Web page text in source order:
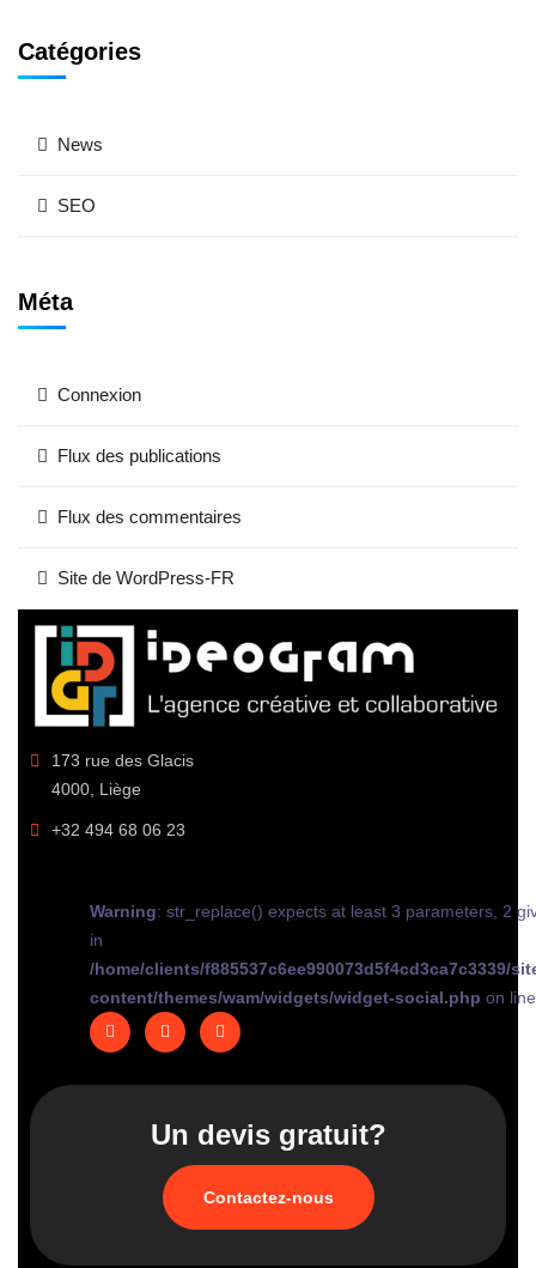
Catégories
News
SEO
Méta
Connexion
Flux des publications
Flux des commentaires
Site de WordPress-FR
173 rue des Glacis
4000, Liège
+32 494 68 06 23
Warning: str_replace() expects at least 3 parameters, 2
in
/home/clients/f885537c6ee990073d5f4cd3ca7c3339/
content/themes/wam/widgets/widget-social.php on
Un devis gratuit?
Contactez-nous